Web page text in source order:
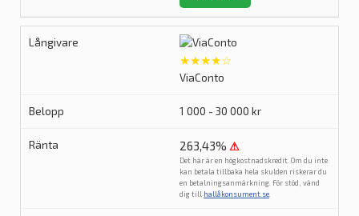
★★★★☆
ViaConto
1 000 - 30 000 kr
263,43% ⚠
Det här är en högkostnadskredit. Om du inte
kan betala tillbaka hela skulden riskerar du
en betalningsanmärkning. För stöd, vänd
dig till hallåkonsument.se